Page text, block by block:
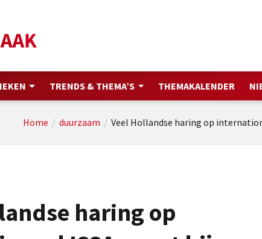
TRENDS & THEMA’S THEMAKALENDER
Home / duurzaam / Veel Hollandse haring op
haring op